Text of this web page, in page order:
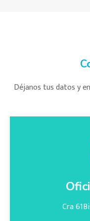
Déjanos tus datos y
Cra